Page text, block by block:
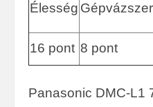
Élesség
16 pont 8 pont
Panasonic DMC-L1